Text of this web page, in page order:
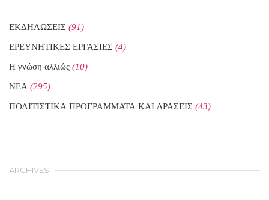
ΕΚΔΗΛΩΣΕΙΣ (91)
ΕΡΕΥΝΗΤΙΚΕΣ ΕΡΓΑΣΙΕΣ (4)
Η γνώση αλλιώς (10)
ΝΕΑ (295)
ΠΟΛΙΤΙΣΤΙΚΑ ΠΡΟΓΡΑΜΜΑΤΑ ΚΑΙ ΔΡΑΣΕΙΣ (43)
ARCHIVES